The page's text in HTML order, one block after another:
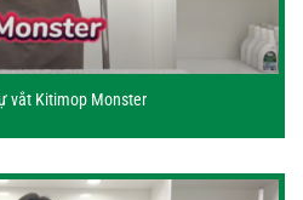
vắt Kitimop Monster